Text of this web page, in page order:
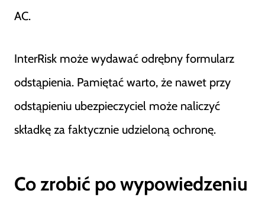
AC.
InterRisk może wydawać odrębny formularz
odstąpienia. Pamiętać warto, że nawet przy
odstąpieniu ubezpieczyciel może naliczyć
składkę za faktycznie udzieloną ochronę.
Co zrobić po wypowiedzeniu